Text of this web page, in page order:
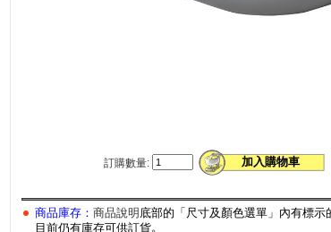
訂購數量:
商品庫存： 商品說明底部的「尺寸及顏色選單」內有標
目前仍有庫存可供訂貨。